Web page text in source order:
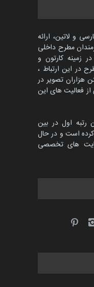
کارتون آیدین
کارتون و
و لاتین، ارائه
مطرح داخلی
زمینه کارتون و
در این ارتباط ،
هزاران تصویر در
فعالیت های این
رتبه اول در بین
است و در حال
سایت های تخصصی